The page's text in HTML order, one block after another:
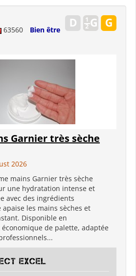
63560
Bien être
Garnier très sèche
2026
mains Garnier très sèche
une hydratation intense et
avec des ingrédients
les mains sèches et
Disponible en
de palette, adaptée
EXCEL